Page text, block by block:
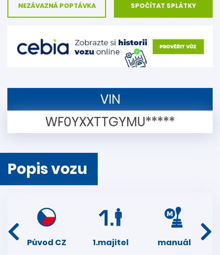
NEZÁVAZNÁ POPTÁVKA SPOČÍTAT SPLÁTKY
VIN
WF0YXXTTGYMU*****
Popis vozu
Původ CZ 1.majitel manuál